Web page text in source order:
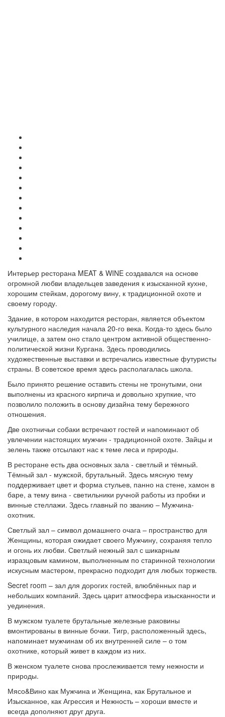
Интерьер ресторана MEAT & WINE создавался на основе
огромной любви владельцев заведения к изысканной кухне,
хорошим стейкам, дорогому вину, к традиционной охоте и
своему городу.
Здание, в котором находится ресторан, является объектом
культурного наследия начала 20-го века. Когда-то здесь было
училище, а затем оно стало центром активной общественно-
политической жизни Кургана. Здесь проводились
художественные выставки и встречались известные футуристы
страны. В советское время здесь располагалась школа.
Было принято решение оставить стены не тронутыми, они
выполнены из красного кирпича и довольно хрупкие, что
позволило положить в основу дизайна тему бережного
отношения.
Две охотничьи собаки встречают гостей и напоминают об
увлечении настоящих мужчин - традиционной охоте. Зайцы и
зелень также отсылают нас к теме леса и природы.
В ресторане есть два основных зала - светлый и тёмный.
Тёмный зал - мужской, брутальный. Здесь мясную тему
поддерживает цвет и форма стульев, панно на стене, хамон в
баре, а тему вина - светильники ручной работы из пробки и
винные стеллажи. Здесь главный по званию – Мужчина-
охотник.
Светлый зал – символ домашнего очага – пространство для
Женщины, которая ожидает своего Мужчину, сохраняя тепло
и огонь их любви. Светлый нежный зал с шикарным
изразцовым камином, выполненным по старинной технологии
искусным мастером, прекрасно подходит для любых торжеств.
Secret room – зал для дорогих гостей, влюблённых пар и
небольших компаний. Здесь царит атмосфера изысканности и
уединения.
В мужском туалете брутальные железные раковины
вмонтированы в винные бочки. Тигр, расположенный здесь,
напоминает мужчинам об их внутренней силе – о том
охотнике, который живет в каждом из них.
В женском туалете снова прослеживается тему нежности и
природы.
Мясо&Вино как Мужчина и Женщина, как Брутальное и
Изысканное, как Агрессия и Нежность – хороши вместе и
всегда дополняют друг друга.